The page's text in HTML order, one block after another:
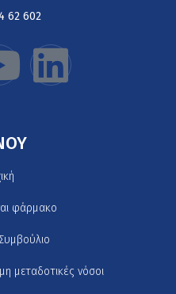
62 602
φάρμακο
μεταδοτικές νόσοι